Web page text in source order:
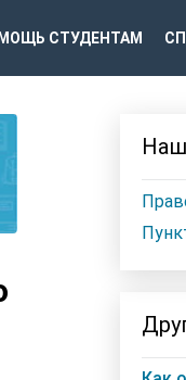
СТУДЕНТАМ